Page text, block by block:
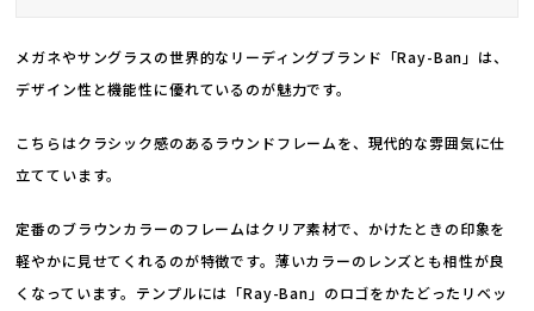
メガネやサングラスの世界的なリーディングブランド「Ray-Ban」は、
デザイン性と機能性に優れているのが魅力です。
こちらはクラシック感のあるラウンドフレームを、現代的な雰囲気に仕
立てています。
定番のブラウンカラーのフレームはクリア素材で、かけたときの印象を
軽やかに見せてくれるのが特徴です。薄いカラーのレンズとも相性が良
くなっています。テンプルには「Ray-Ban」のロゴをかたどったリベッ